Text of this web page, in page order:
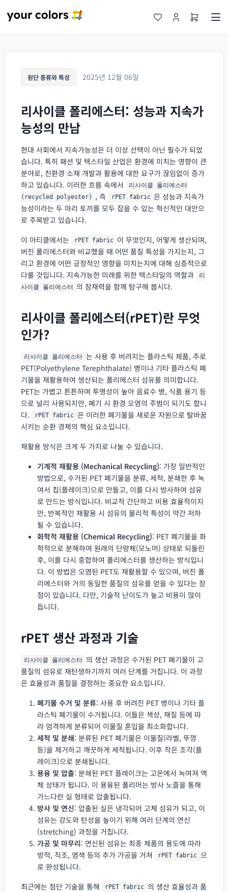
원단 종류와 특성 2025년 12월 06일
리사이클 폴리에스터: 성능과 지속가
능성의 만남
현대 사회에서 지속가능성은 더 이상 선택이 아닌 필수가 되었
습니다. 특히 패션 및 텍스타일 산업은 환경에 미치는 영향이 큰
분야로, 친환경 소재 개발과 활용에 대한 요구가 끊임없이 증가
하고 있습니다. 이러한 흐름 속에서
리사이클 폴리에스터
(recycled polyester)
, 즉 rPET fabric 은 성능과 지속가
능성이라는 두 마리 토끼를 모두 잡을 수 있는 혁신적인 대안으
로 주목받고 있습니다.
이 아티클에서는
rPET fabric 이 무엇인지, 어떻게 생산되며,
버진 폴리에스터와 비교했을 때 어떤 품질 특성을 가지는지, 그
리고 환경에 어떤 긍정적인 영향을 미치는지에 대해 심층적으로
다룰 것입니다. 지속가능한 미래를 위한 텍스타일의 역할과
리
사이클 폴리에스터 의 잠재력을 함께 탐구해 봅시다.
리사이클 폴리에스터(rPET)란 무엇
인가?
리사이클 폴리에스터
는 사용 후 버려지는 플라스틱 제품, 주로
PET(Polyethylene Terephthalate) 병이나 기타 플라스틱 폐
기물을 재활용하여 생산되는 폴리에스터 섬유를 의미합니다.
PET는 가볍고 튼튼하며 투명성이 높아 음료수 병, 식품 용기 등
으로 널리 사용되지만, 폐기 시 환경 오염의 주범이 되기도 합니
다.
rPET fabric 은 이러한 폐기물을 새로운 자원으로 탈바꿈
시키는 순환 경제의 핵심 요소입니다.
재활용 방식은 크게 두 가지로 나눌 수 있습니다.
기계적 재활용 (Mechanical Recycling): 가장 일반적인
방법으로, 수거된 PET 폐기물을 분류, 세척, 분쇄한 후 녹
여서 칩(플레이크)으로 만들고, 이를 다시 방사하여 섬유
로 만드는 방식입니다. 비교적 간단하고 비용 효율적이지
만, 반복적인 재활용 시 섬유의 물리적 특성이 약간 저하
될 수 있습니다.
화학적 재활용 (Chemical Recycling): PET 폐기물을 화
학적으로 분해하여 원래의 단량체(모노머) 상태로 되돌린
후, 이를 다시 중합하여 폴리에스터를 생산하는 방식입니
다. 이 방법은 오염된 PET도 재활용할 수 있으며, 버진 폴
리에스터와 거의 동일한 품질의 섬유를 얻을 수 있다는 장
점이 있습니다. 다만, 기술적 난이도가 높고 비용이 많이
듭니다.
rPET 생산 과정과 기술
리사이클 폴리에스터
의 생산 과정은 수거된 PET 폐기물이 고
품질의 섬유로 재탄생하기까지 여러 단계를 거칩니다. 이 과정
은 효율성과 품질을 결정하는 중요한 요소입니다.
폐기물 수거 및 분류: 사용 후 버려진 PET 병이나 기타 플
라스틱 폐기물이 수거됩니다. 이들은 색상, 재질 등에 따
라 엄격하게 분류되어 이물질 혼입을 최소화합니다.
세척 및 분쇄: 분류된 PET 폐기물은 이물질(라벨, 뚜껑
등)을 제거하고 깨끗하게 세척됩니다. 이후 작은 조각(플
레이크)으로 분쇄됩니다.
용융 및 압출: 분쇄된 PET 플레이크는 고온에서 녹여져 액
체 상태가 됩니다. 이 용융된 폴리머는 방사 노즐을 통해
가느다란 실 형태로 압출됩니다.
방사 및 연신: 압출된 실은 냉각되어 고체 섬유가 되고, 이
섬유는 강도와 탄성을 높이기 위해 여러 단계의 연신
(stretching) 과정을 거칩니다.
가공 및 마무리: 연신된 섬유는 최종 제품의 용도에 따라
방적, 직조, 염색 등의 추가 가공을 거쳐
rPET fabric 으
로 완성됩니다.
최근에는 첨단 기술을 통해
rPET fabric 의 생산 효율성과 품